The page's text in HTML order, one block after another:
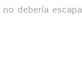
debería